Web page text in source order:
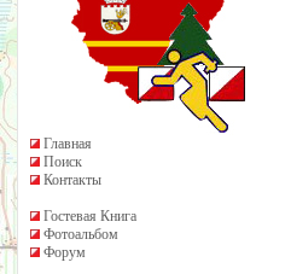
Главная
Поиск
Контакты
Гостевая Книга
Фотоальбом
Форум